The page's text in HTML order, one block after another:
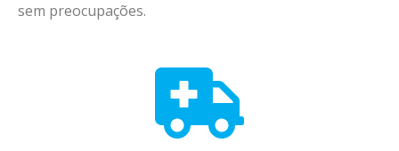
sem preocupações.